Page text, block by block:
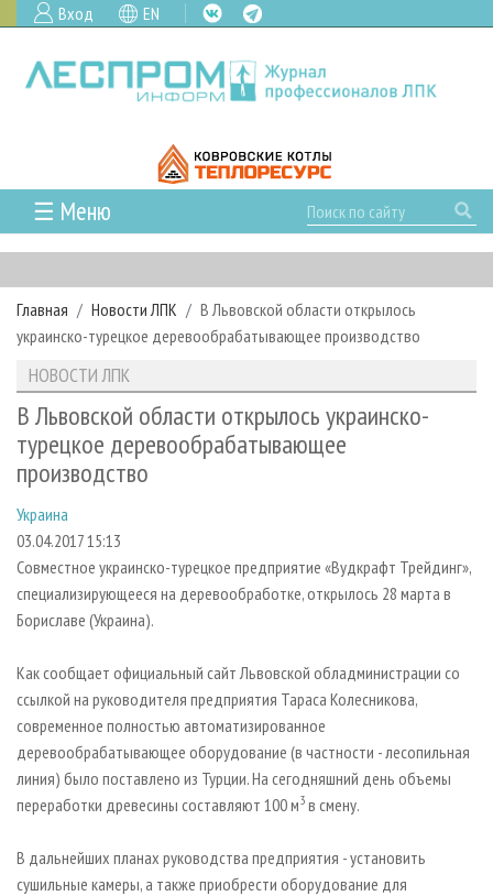
Вход EN
☰ Меню
ГЛАВНАЯ
РУБРИКИ И ТЕМЫ
РУБРИКИ ЖУРНАЛА
ЛЕСОЗАГОТОВКА
ЛЕСОПИЛЕНИЕ
ДЕРЕВООБРАБОТКА
СУШКА ДРЕВЕСИНЫ
ПРОИЗВОДСТВО ДРЕВЕСНЫХ ПЛИТ
ДЕРЕВЯННОЕ ДОМОСТРОЕНИЕ
ПРОИЗВОДСТВО МЕБЕЛИ
ЦБП
ИНСТРУМЕНТ И МАТЕРИАЛЫ
НОВОСТИ
НОВОСТИ ЛПК
НОВОСТИ ЖУРНАЛА
НОВОСТИ КОМПАНИЙ
ПРОЕКТЫ ЛПИ
АНАЛИТИКА
ПРЕДПРИЯТИЯ ЛПК
ЛЕСНЫЕ РЕГИОНЫ РОССИИ
ПЕРСОНЫ
МОБИЛЬНЫЕ ВЫСТАВКИ
ОФИЦИАЛЬНЫЕ ДЕЛЕГАЦИИ
ПРИОРИТЕТНЫЕ ИНВЕСТПРОЕКТЫ
ГАЗЕТА ЛЕСПРОМФОРУМ
БИБЛИОТЕКА СПЕЦИАЛИСТА
АРХИВ
АРХИВ ЖУРНАЛОВ
СТАТЬИ
О ЖУРНАЛЕ
ПОДПИСКА
КОНТАКТЫ
РЕКЛАМОДАТЕЛЯМ
РЕКЛАМА
РЕКЛАМА НА САЙТЕ
Главная Новости ЛПК
В Львовской области открылось
украинско-турецкое деревообрабатывающее производство
НОВОСТИ ЛПК
В Львовской области открылось украинско-
турецкое деревообрабатывающее
производство
Украина
03.04.2017 15:13
Совместное украинско-турецкое предприятие «Вудкрафт Трейдинг»,
специализирующееся на деревообработке, открылось 28 марта в
Бориславе (Украина).
Как сообщает официальный сайт Львовской обладминистрации со
ссылкой на руководителя предприятия Тараса Колесникова,
современное полностью автоматизированное
деревообрабатывающее оборудование (в частности - лесопильная
линия) было поставлено из Турции. На сегодняшний день объемы
переработки древесины составляют 100 м3 в смену.
В дальнейших планах руководства предприятия - установить
сушильные камеры, а также приобрести оборудование для